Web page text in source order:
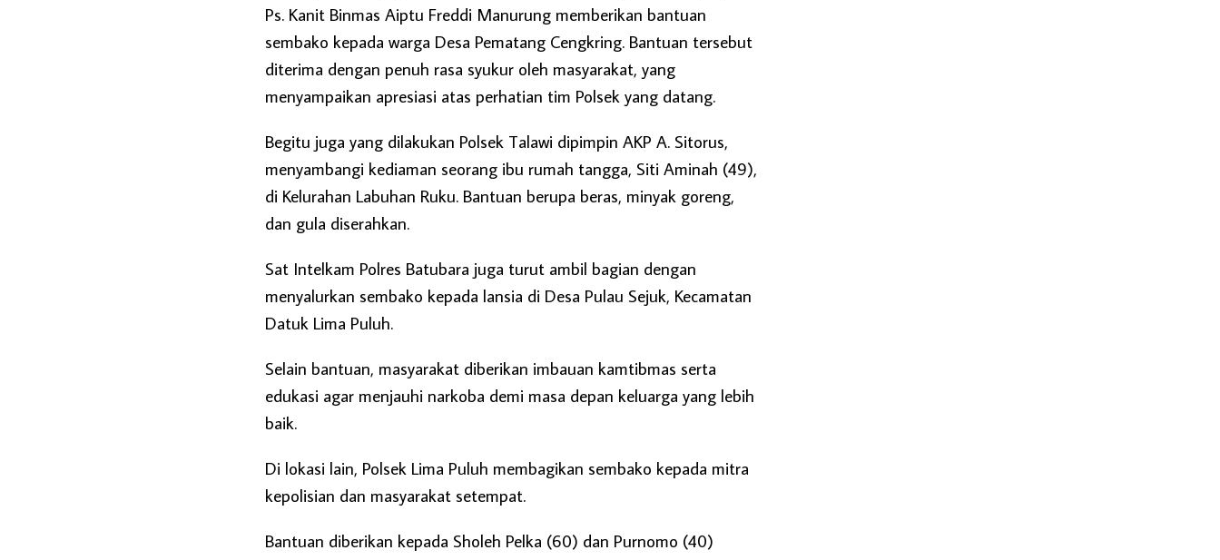
Ps. Kanit Binmas Aiptu Freddi Manurung memberikan bantuan
sembako kepada warga Desa Pematang Cengkring. Bantuan tersebut
diterima dengan penuh rasa syukur oleh masyarakat, yang
menyampaikan apresiasi atas perhatian tim Polsek yang datang.
Begitu juga yang dilakukan Polsek Talawi dipimpin AKP A. Sitorus,
menyambangi kediaman seorang ibu rumah tangga, Siti Aminah (49),
di Kelurahan Labuhan Ruku. Bantuan berupa beras, minyak goreng,
dan gula diserahkan.
Sat Intelkam Polres Batubara juga turut ambil bagian dengan
menyalurkan sembako kepada lansia di Desa Pulau Sejuk, Kecamatan
Datuk Lima Puluh.
Selain bantuan, masyarakat diberikan imbauan kamtibmas serta
edukasi agar menjauhi narkoba demi masa depan keluarga yang lebih
baik.
Di lokasi lain, Polsek Lima Puluh membagikan sembako kepada mitra
kepolisian dan masyarakat setempat.
Bantuan diberikan kepada Sholeh Pelka (60) dan Purnomo (40)